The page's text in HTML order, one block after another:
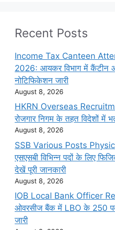
Recent Posts
Income Tax Canteen
2026: आयकर विभाग में कैंटीन
नोटिफिकेशन जारी
August 8, 2026
HKRN Overseas
रोजगार निगम के तहत विदेशों में
August 8, 2026
SSB Various Posts
एसएसबी विभिन्न पदों के लिए
देखें पूरी जानकारी
August 8, 2026
IOB Local Bank Officer
ओवरसीज बैंक में LBO के 250
जारी